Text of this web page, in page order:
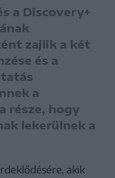
a Discovery+
zajlik a két
és a
a
része, hogy
lekerülnek a
akik